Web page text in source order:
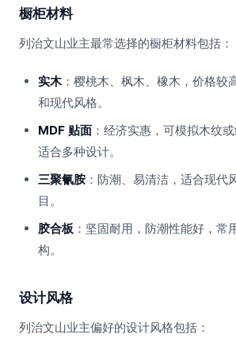
橱柜材料
列治文山业主最常选择的橱柜材料包括：
实木：樱桃木、枫木、橡木，价格较
和现代风格。
MDF 贴面 ：经济实惠，可模拟木纹
适合多种设计。
三聚氰胺 ：防潮、易清洁，适合现代
目。
胶合板 ：坚固耐用，防潮性能好，常
构。
设计风格
列治文山业主偏好的设计风格包括：